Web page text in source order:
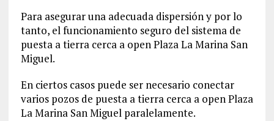
Para asegurar una adecuada dispersión y por lo
tanto, el funcionamiento seguro del sistema de
puesta a tierra cerca a open Plaza La Marina San
Miguel.
En ciertos casos puede ser necesario conectar
varios pozos de puesta a tierra cerca a open Plaza
La Marina San Miguel paralelamente.